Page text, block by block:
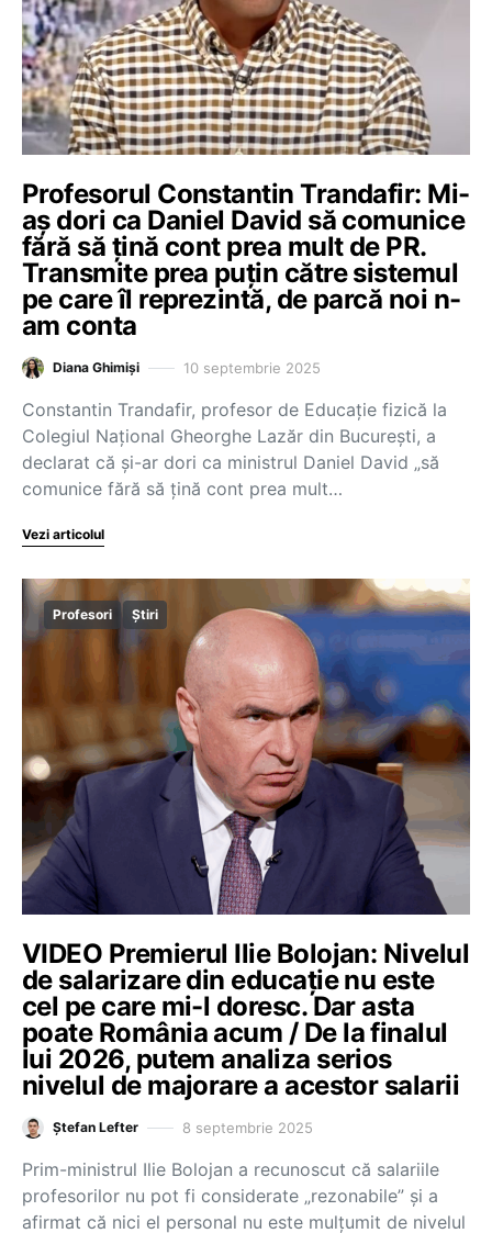
Profesorul Constantin Trandafir: Mi-
aș dori ca Daniel David să comunice
fără să țină cont prea mult de PR.
Transmite prea puțin către sistemul
pe care îl reprezintă, de parcă noi n-
am conta
Diana Ghimiși 10 septembrie 2025
Constantin Trandafir, profesor de Educație fizică la
Colegiul Național Gheorghe Lazăr din București, a
declarat că și-ar dori ca ministrul Daniel David „să
comunice fără să țină cont prea mult…
Vezi articolul
Profesori Știri
VIDEO Premierul Ilie Bolojan: Nivelul
de salarizare din educație nu este
cel pe care mi-l doresc. Dar asta
poate România acum / De la finalul
lui 2026, putem analiza serios
nivelul de majorare a acestor salarii
Ștefan Lefter 8 septembrie 2025
Prim-ministrul Ilie Bolojan a recunoscut că salariile
profesorilor nu pot fi considerate „rezonabile” și a
afirmat că nici el personal nu este mulțumit de nivelul